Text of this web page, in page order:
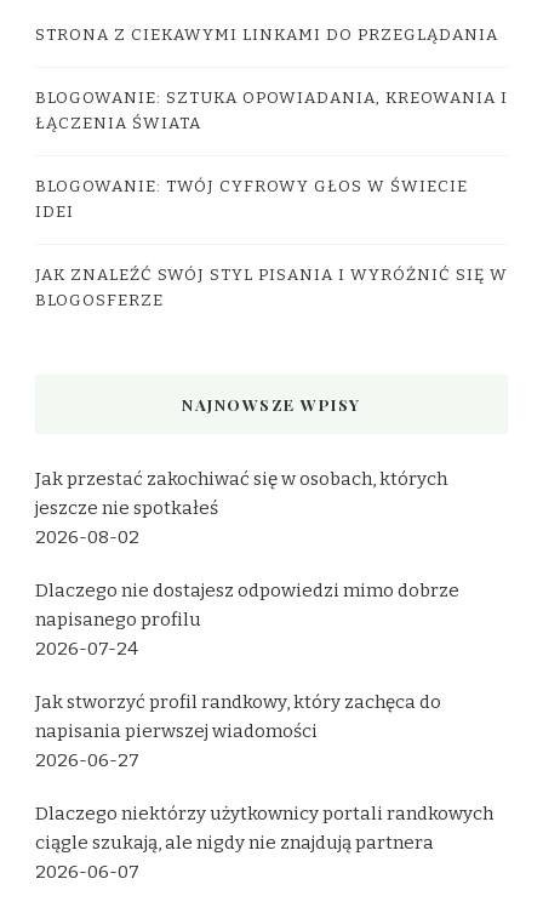
STRONA Z CIEKAWYMI LINKAMI DO PRZEGLĄDANIA
BLOGOWANIE: SZTUKA OPOWIADANIA, KREOWANIA I
ŁĄCZENIA ŚWIATA
BLOGOWANIE: TWÓJ CYFROWY GŁOS W ŚWIECIE
IDEI
JAK ZNALEŹĆ SWÓJ STYL PISANIA I WYRÓŻNIĆ SIĘ W
BLOGOSFERZE
NAJNOWSZE WPISY
Jak przestać zakochiwać się w osobach, których
jeszcze nie spotkałeś
2026-08-02
Dlaczego nie dostajesz odpowiedzi mimo dobrze
napisanego profilu
2026-07-24
Jak stworzyć profil randkowy, który zachęca do
napisania pierwszej wiadomości
2026-06-27
Dlaczego niektórzy użytkownicy portali randkowych
ciągle szukają, ale nigdy nie znajdują partnera
2026-06-07